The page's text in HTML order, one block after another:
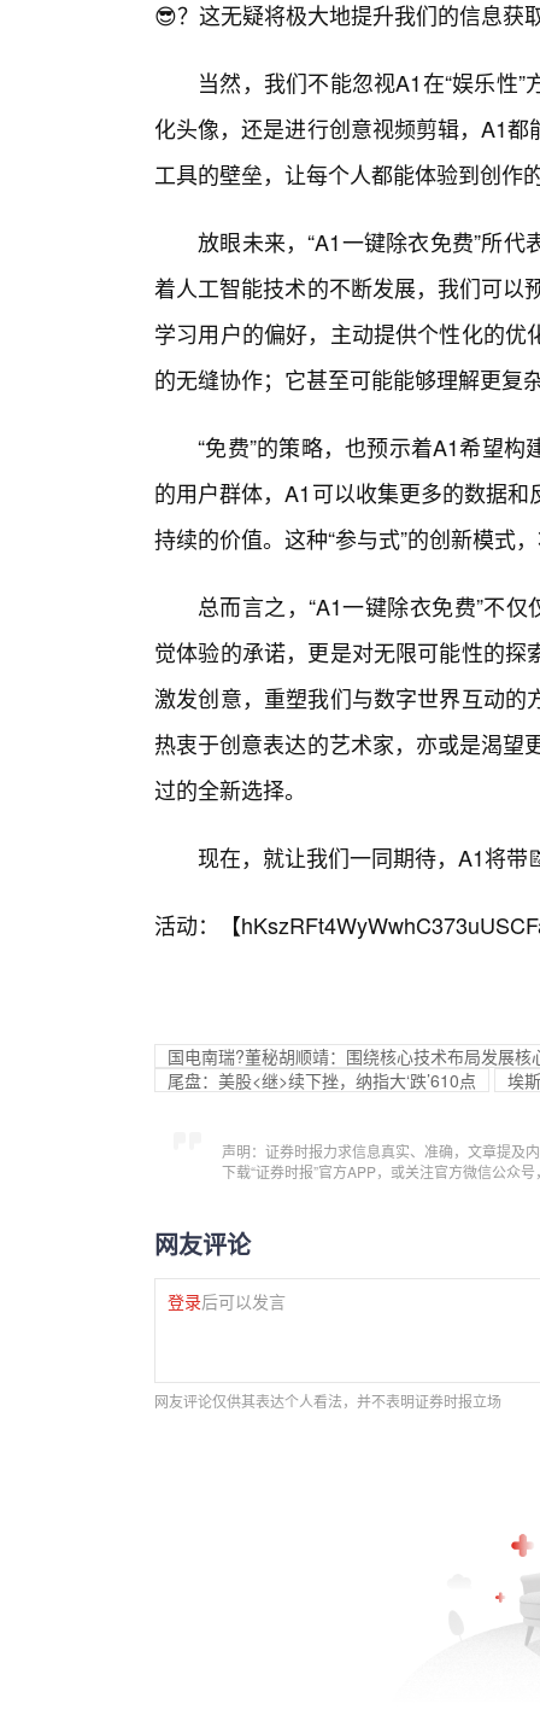
😎？这无疑将极大地提升我们的信息获
当然，我们不能忽视A1在“娱乐性
化头像，还是进行创意视频剪辑，A1
工具的壁垒，让每个人都能体验到创作
放眼未来，“A1一键除衣免费”所
着人工智能技术的不断发展，我们可以
学习用户的偏好，主动提供个性化的
的无缝协作；它甚至可能能够理解更复
“免费”的策略，也预示着A1希望
的用户群体，A1可以收集更多的数据
持续的价值。这种“参与式”的创新模式
总而言之，“A1一键除衣免费”不
觉体验的承诺，更是对无限可能性的
激发创意，重塑我们与数字世界互动
热衷于创意表达的艺术家，亦或是渴望
过的全新选择。
现在，就让我们一同期待，A1将
活动：【
国电南瑞?董秘胡顺靖：围绕核心技术布局发展
尾盘：美股<继>续下挫，纳指大‘跌’610点
埃
声明：证券时报力求信息真实、准确，文章提及
下载“证券时报”官方APP，或关注官方微信公众
网友评论
登录后可以发言
网友评论仅供其表达个人看法，并不表明证券时报立场